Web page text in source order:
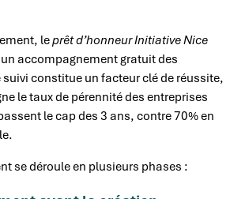
leprêt d’honneur Initiative Nice
accompagnement gratuit des
constitue un facteur clé de réussite,
le taux de pérennité des entreprises
le cap des 3 ans, contre 70% en
se déroule en plusieurs phases :